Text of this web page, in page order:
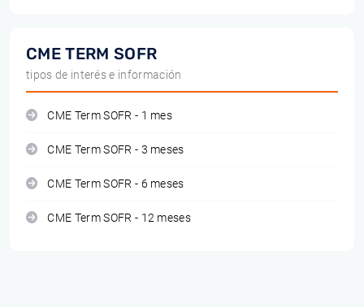
CME TERM SOFR
tipos de interés e información
CME Term SOFR - 1 mes
CME Term SOFR - 3 meses
CME Term SOFR - 6 meses
CME Term SOFR - 12 meses